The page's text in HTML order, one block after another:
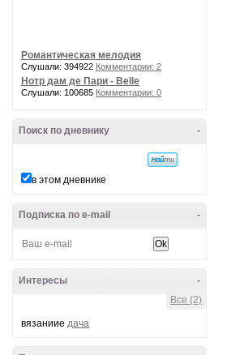
Романтическая мелодия
Слушали: 394922 Комментарии: 2
Нотр дам де Пари - Belle
Слушали: 100685 Комментарии: 0
-
Поиск по дневнику
в этом дневнике
-
Подписка по e-mail
-
Интересы
Все (2)
вязаниие дача